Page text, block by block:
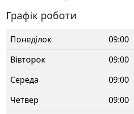
Графік роботи
Понеділок 09:00
Вівторок
09:00
Середа
09:00
Четвер
09:00